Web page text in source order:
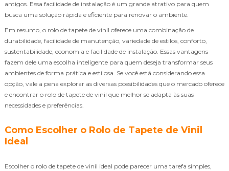
antigos. Essa facilidade de instalação é um grande atrativo para quem
busca uma solução rápida e eficiente para renovar o ambiente.
Em resumo, o rolo de tapete de vinil oferece uma combinação de
durabilidade, facilidade de manutenção, variedade de estilos, conforto,
sustentabilidade, economia e facilidade de instalação. Essas vantagens
fazem dele uma escolha inteligente para quem deseja transformar seus
ambientes de forma prática e estilosa. Se você está considerando essa
opção, vale a pena explorar as diversas possibilidades que o mercado oferece
e encontrar o rolo de tapete de vinil que melhor se adapta às suas
necessidades e preferências.
Como Escolher o Rolo de Tapete de Vinil
Ideal
Escolher o rolo de tapete de vinil ideal pode parecer uma tarefa simples,